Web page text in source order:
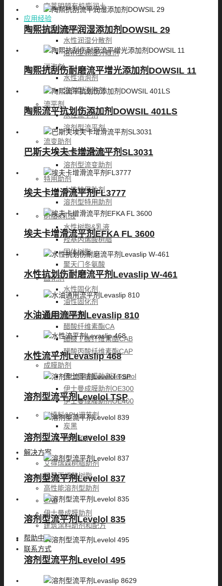
克莱明顿有机膨润土
应用经验
润湿分散剂
水性润湿分散剂
溶剂型润湿分散剂
消泡剂
水性消泡剂
溶剂型消泡剂
流平剂
水性流平剂
溶剂型流平剂
流变助剂
水性流变助剂
溶剂型流变助剂
特用助剂
水性特用助剂
溶剂型特用助剂
树脂&乳液
水性树脂&乳液
羟基丙烯酸树脂
固体树脂
聚天门冬氨酸
固化剂
水性固化剂
油性固化剂
醋酸纤维素酯
醋酸纤维素酯CA
醋酸丁酸纤维素酯CAB
醋酸丙酸纤维素酯CAP
成膜助剂
伊士曼成膜助剂Texanol
伊士曼成膜助剂OE300
伊士曼成膜助剂OE400
颜填料&PH调节剂
炭黑
胺中和剂
解决方案
艾得瑞森树脂助剂
羟基丙烯酸树脂
高性能溶剂型助剂
CAB
伊士曼成膜助剂
建筑涂料助剂和配方
帮助中心
联系方式
陶熙抗刮流平润湿添加剂DOWSIL 29
陶熙抗刮伤耐磨流平增光添加剂DOWSIL 11
陶熙流平抗划伤添加剂DOWSIL 401LS
巴斯夫埃夫卡增滑流平剂SL3031
埃夫卡增滑流平剂FL3777
埃夫卡增滑流平剂EFKA FL 3600
水性抗划伤耐磨流平剂Levaslip W-461
水油通用流平剂Levaslip 810
水性流平剂Levaslip 468
溶剂型流平剂Levelol TSP
溶剂型流平剂Levelol 839
溶剂型流平剂Levelol 837
溶剂型流平剂Levelol 835
溶剂型流平剂Levelol 495